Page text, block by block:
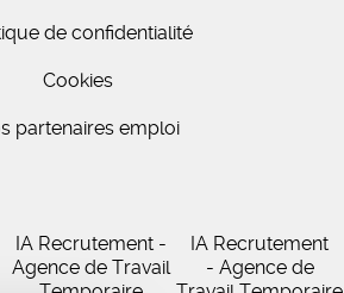
de confidentialité
Cookies
partenaires emploi
IA Recrutement -
Agence de Travail
IA Recrutement
- Agence de